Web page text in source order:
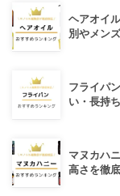
ヘアオイ
別やメン
フライパ
い・長持
マヌカハ
高さを徹